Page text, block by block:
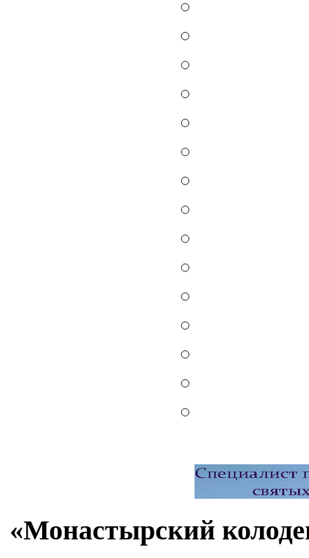
«Монастырский